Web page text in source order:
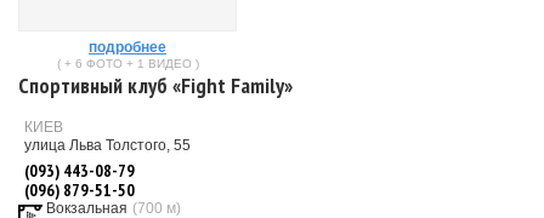
подробнее
( + 6 ФОТО + 1 ВИДЕО )
Спортивный клуб «Fight Family»
КИЕВ
улица Льва Толстого, 55
(093) 443-08-79
(096) 879-51-50
Вокзальная (700 м)